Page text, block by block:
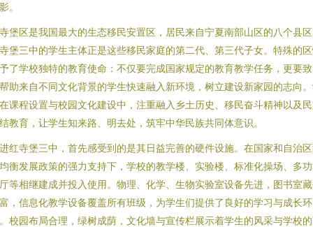
。
堡区是我国最大的生态移民安置区，居民来自宁夏南部山区的八个县
堡三中的学生主体正是这些移民家庭的第二代、第三代子女。特殊的
了学校独特的教育使命：不仅要完成国家规定的教育教学任务，更要
助来自不同文化背景的学生快速融入新环境，树立建设新家园的志向
课程设置与校园文化建设中，注重融入乡土历史、移民奋斗精神以及
教育，让学生知来路、明去处，筑牢中华民族共同体意识。
红寺堡三中，首先感受到的是其日益完善的硬件设施。在国家和自治
衡发展政策的强力支持下，学校的教学楼、实验楼、标准化操场、多
等相继建成并投入使用。物理、化学、生物实验室设备先进，图书室
，信息化教学设备覆盖所有班级，为学生们提供了良好的学习与成长环
校园布局合理，绿树成荫，文化墙与宣传栏展示着学生的风采与学校